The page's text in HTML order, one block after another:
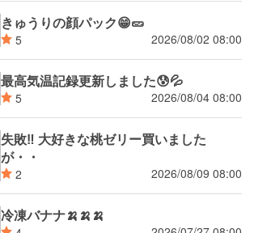
きゅうりの顔パック😁🥒
5 2026/08/02 08:00
最高気温記録更新しました😰💦
5 2026/08/04 08:00
失敗‼️ 大好きな桃ゼリー買いました
が・・
2 2026/08/09 08:00
冷凍バナナ🍌🍌🍌